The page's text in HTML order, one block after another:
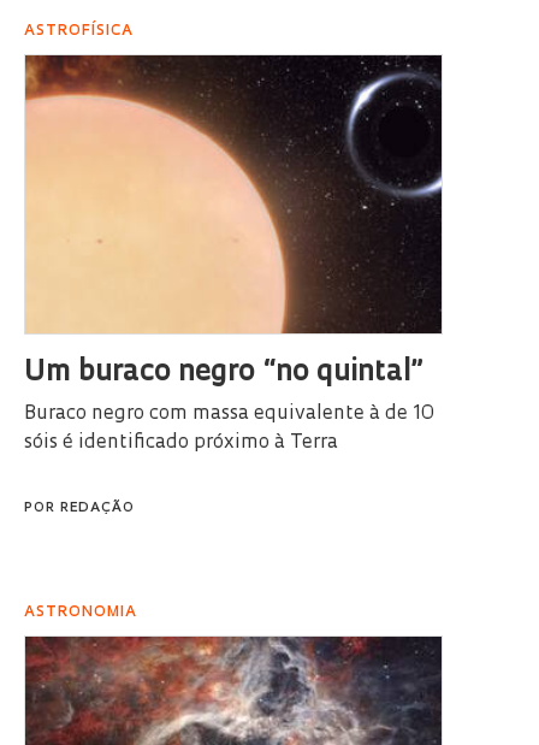
ASTROFÍSICA
Um buraco negro “no quintal”
Buraco negro com massa equivalente à de 10
sóis é identificado próximo à Terra
POR REDAÇÃO
ASTRONOMIA